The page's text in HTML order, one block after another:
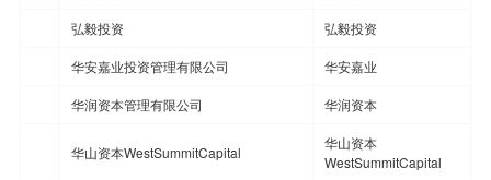
弘毅投资 弘毅投资
华安嘉业投资管理有限公司 华安嘉业
华润资本管理有限公司 华润资本
华山资本WestSummitCapital
华山资本
WestSummitCapital